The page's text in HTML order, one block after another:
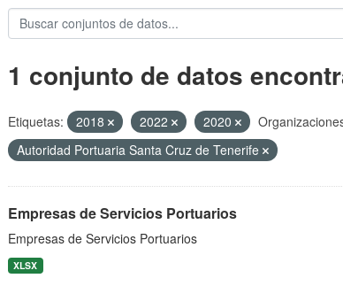
1 conjunto de datos
Etiquetas: 2018 2022 2020
Autoridad Portuaria Santa Cruz de Tenerife
Empresas de Servicios Portuarios
Empresas de Servicios Portuarios
XLSX